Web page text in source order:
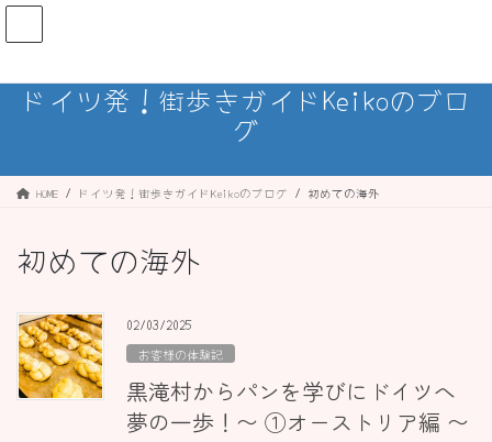
コ
ン
キ
ナ
ー
に
ドイツ発！街歩きガイドKeikoのブロ
グ
HOME ドイツ発！街歩きガイドKeikoのブログ 初めての海外
初めての海外
02/03/2025
お客様の体験記
黒滝村からパンを学びにドイツへ
夢の一歩！〜 ①オーストリア編 〜